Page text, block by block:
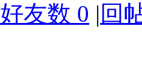
好友数 0 | 回